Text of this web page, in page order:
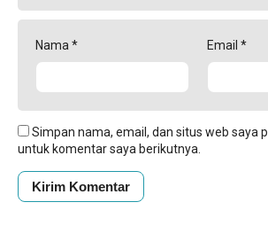
Nama* Email *
Simpan nama, email, dan situs web saya
untuk komentar saya berikutnya.